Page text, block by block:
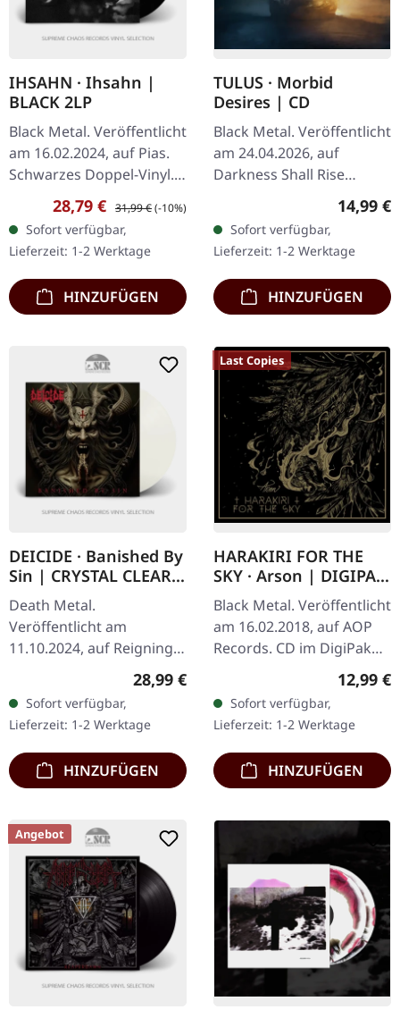
IHSAHN · Ihsahn |
BLACK 2LP
Black Metal. Veröffentlicht
am 16.02.2024, auf Pias.
Schwarzes Doppel-Vinyl.
Das selbstbetitelte Album
'Ihsahn' ist eine
tiefgründige Erkundung
der…
Verkaufspreis:
28,79 € Regulärer Preis:
31,99 €(-10%)
Sofort verfügbar,
Lieferzeit: 1-2 Werktage
HINZUFÜGEN
TULUS · Morbid
Desires | CD
Black Metal. Veröffentlicht
am 24.04.2026, auf
Darkness Shall Rise
Productions. CD im
Jewelcase mit 12-seitigem
Booklet. Nach 35 Jahren…
14,99 €
Sofort verfügbar,
Lieferzeit: 1-2 Werktage
HINZUFÜGEN
DEICIDE · Banished By
Sin | CRYSTAL CLEAR
LP
Death Metal.
Veröffentlicht am
11.10.2024, auf Reigning
Kristallklares Vinyl im
Gatefold-Cover mit
beidseitig bedrucktem
Innersleeve…
Regulärer Preis:
28,99 €
Sofort verfügbar,
Lieferzeit: 1-2 Werktage
HINZUFÜGEN
Last Copies
HARAKIRI FOR THE
SKY · Arson | DIGIPAK
CD
Black Metal. Veröffentlicht
am 16.02.2018, auf AOP
Records. CD im DigiPak
mit 16-seitigem Booklet.
Das Album "Arson" von
Harakiri For The Sky ist
ein…
12,99 €
Sofort verfügbar,
Lieferzeit: 1-2 Werktage
HINZUFÜGEN
Angebot